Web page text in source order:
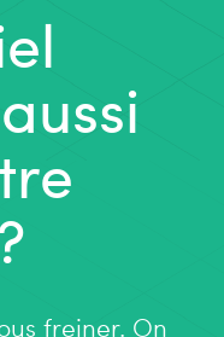
freiner. On